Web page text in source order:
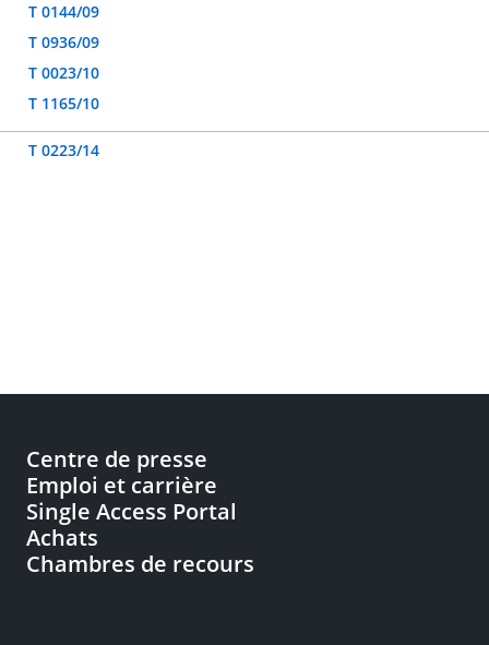
T 0144/09
T 0936/09
T 0023/10
T 1165/10
T 0223/14
Centre de presse
Emploi et carrière
Single Access Portal
Achats
Chambres de recours